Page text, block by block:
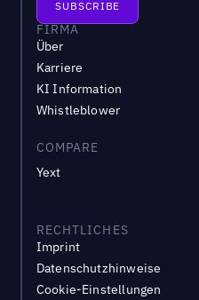
FIRMA
Über
Karriere
KI Information
Whistleblower
COMPARE
Yext
RECHTLICHES
Imprint
Datenschutzhinweise
Cookie-Einstellungen